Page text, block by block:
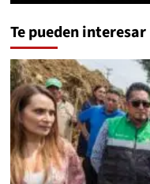
Te pueden interesar